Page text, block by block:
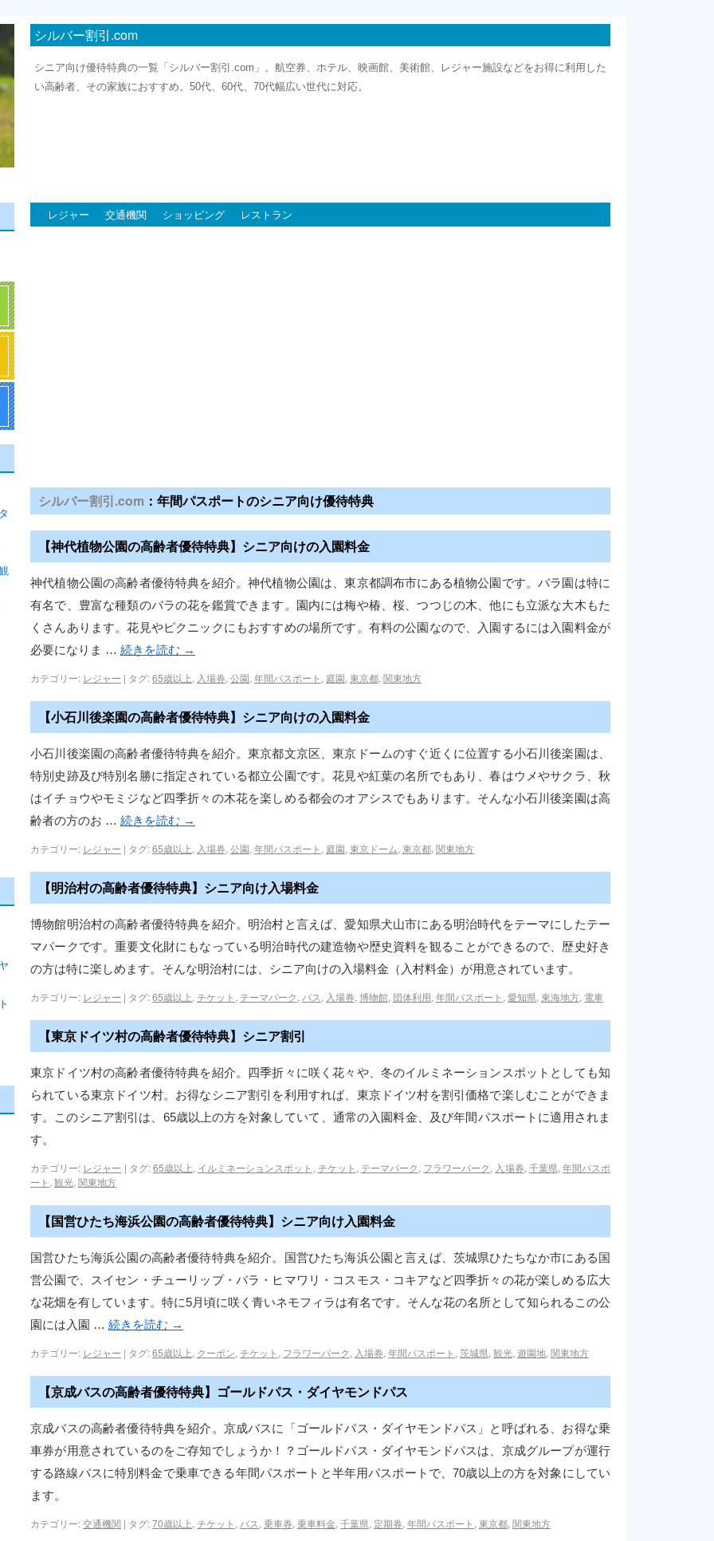
シルバー割引.com
シニア向け優待特典の一覧「シルバー割引.com」。航空券、ホテル、映画館、美術館、レジャー施設などをお得に利用した
い高齢者、その家族におすすめ。50代、60代、70代幅広い世代に対応。
レジャー 交通機関 ショッピング レストラン
シルバー割引.com ：年間パスポートのシニア向け優待特典
【神代植物公園の高齢者優待特典】シニア向けの入園料金
神代植物公園の高齢者優待特典を紹介。神代植物公園は、東京都調布市にある植物公園です。バラ園は特に
有名で、豊富な種類のバラの花を鑑賞できます。園内には梅や椿、桜、つつじの木、他にも立派な大木もた
くさんあります。花見やピクニックにもおすすめの場所です。有料の公園なので、入園するには入園料金が
必要になりま … 続きを読む →
カテゴリー: レジャー | タグ:65歳以上, 入場券, 公園, 年間パスポート , 庭園, 東京都, 関東地方
【小石川後楽園の高齢者優待特典】シニア向けの入園料金
小石川後楽園の高齢者優待特典を紹介。東京都文京区、東京ドームのすぐ近くに位置する小石川後楽園は、
特別史跡及び特別名勝に指定されている都立公園です。花見や紅葉の名所でもあり、春はウメやサクラ、秋
はイチョウやモミジなど四季折々の木花を楽しめる都会のオアシスでもあります。そんな小石川後楽園は高
齢者の方のお … 続きを読む →
カテゴリー: レジャー | タグ:65歳以上, 入場券, 公園, 年間パスポート , 庭園, 東京ドーム, 東京都, 関東地方
【明治村の高齢者優待特典】シニア向け入場料金
博物館明治村の高齢者優待特典を紹介。明治村と言えば、愛知県犬山市にある明治時代をテーマにしたテー
マパークです。重要文化財にもなっている明治時代の建造物や歴史資料を観ることができるので、歴史好き
の方は特に楽しめます。そんな明治村には、シニア向けの入場料金（入村料金）が用意されています。
カテゴリー: レジャー | タグ:65歳以上, チケット , テーマパーク, バス, 入場券, 博物館, 団体利用, 年間パスポート , 愛知県, 東海地方, 電車
【東京ドイツ村の高齢者優待特典】シニア割引
東京ドイツ村の高齢者優待特典を紹介。四季折々に咲く花々や、冬のイルミネーションスポットとしても知
られている東京ドイツ村。お得なシニア割引を利用すれば、東京ドイツ村を割引価格で楽しむことができま
す。このシニア割引は、65歳以上の方を対象していて、通常の入園料金、及び年間パスポートに適用されま
す。
カテゴリー: レジャー | タグ:65歳以上, イルミネーションスポット , チケット , テーマパーク, フラワーパーク, 入場券, 千葉県, 年間パスポ
ート , 観光, 関東地方
【国営ひたち海浜公園の高齢者優待特典】シニア向け入園料金
国営ひたち海浜公園の高齢者優待特典を紹介。国営ひたち海浜公園と言えば、茨城県ひたちなか市にある国
営公園で、スイセン・チューリップ・バラ・ヒマワリ・コスモス・コキアなど四季折々の花が楽しめる広大
な花畑を有しています。特に5月頃に咲く青いネモフィラは有名です。そんな花の名所として知られるこの公
園には入園 … 続きを読む →
カテゴリー: レジャー | タグ:65歳以上, クーポン, チケット , フラワーパーク, 入場券, 年間パスポート , 茨城県, 観光, 遊園地, 関東地方
【京成バスの高齢者優待特典】ゴールドパス・ダイヤモンドパス
京成バスの高齢者優待特典を紹介。京成バスに「ゴールドパス・ダイヤモンドパス」と呼ばれる、お得な乗
車券が用意されているのをご存知でしょうか！？ゴールドパス・ダイヤモンドパスは、京成グループが運行
する路線バスに特別料金で乗車できる年間パスポートと半年用パスポートで、70歳以上の方を対象にしてい
ます。
カテゴリー:交通機関 | タグ:70歳以上, チケット , バス, 乗車券, 乗車料金, 千葉県, 定期券, 年間パスポート , 東京都, 関東地方